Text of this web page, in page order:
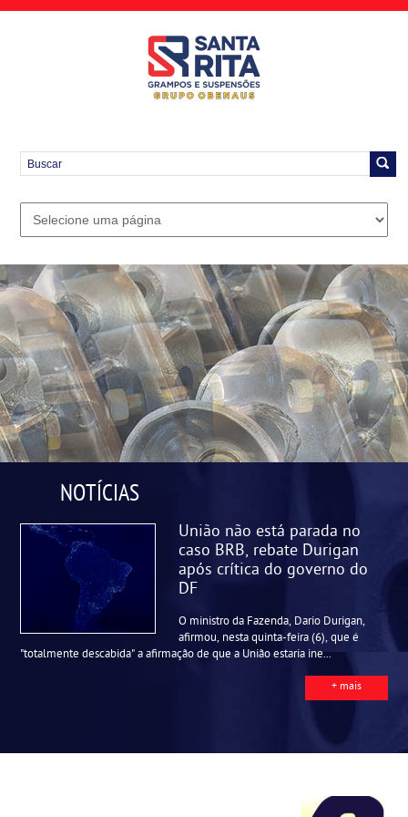
NOTÍCIAS
União não está parada no
caso BRB, rebate Durigan
após crítica do governo do
DF
O ministro da Fazenda, Dario Durigan,
afirmou, nesta quinta-feira (6), que é
"totalmente descabida" a afirmação de que a União estaria ine...
+ mais